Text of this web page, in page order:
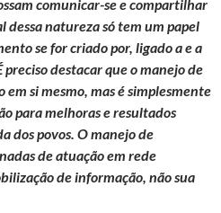
comunicar-se e compartilhar
natureza só tem um papel
se for criado por, ligado a e a
destacar que o manejo de
si mesmo, mas é simplesmente
para melhoras e resultados
dos povos. O manejo de
de atuação em rede
de informação, não sua